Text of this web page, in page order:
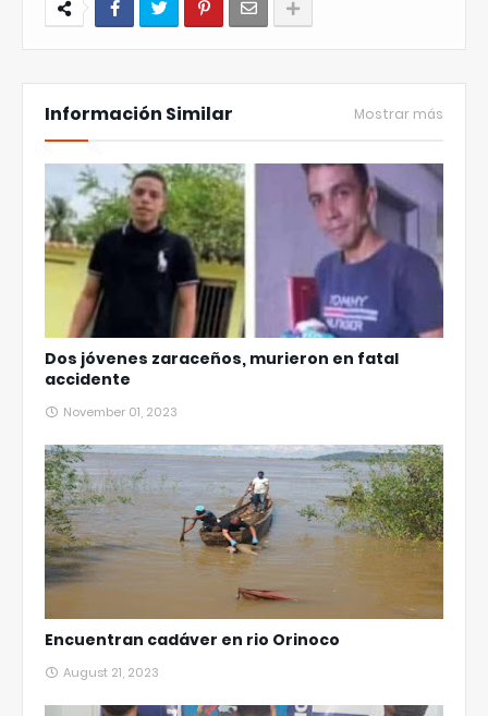
Información Similar Mostrar más
Dos jóvenes zaraceños, murieron en fatal
accidente
November 01, 2023
Encuentran cadáver en rio Orinoco
August 21, 2023